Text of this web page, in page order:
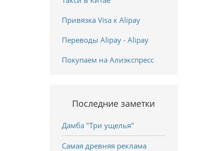
Привязка Visa к Alipay
Переводы Alipay - Alipay
Покупаем на Алиэкспресс
Последние заметки
Дамба "Три ущелья"
Самая древняя реклама